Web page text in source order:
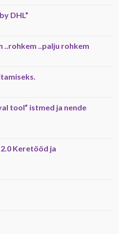
DHL”
..rohkem ..palju rohkem
tool” istmed ja nende
Keretööd ja